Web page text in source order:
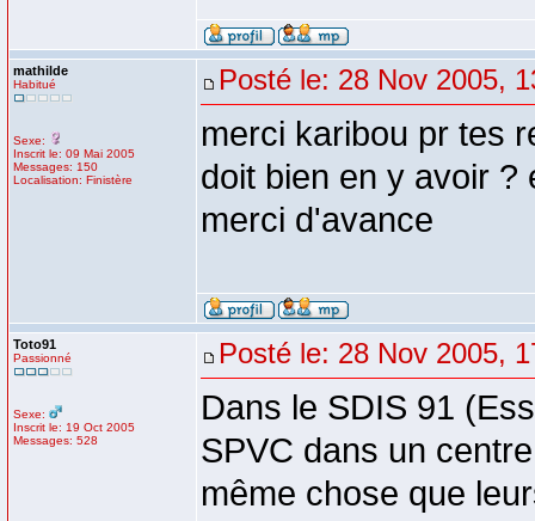
mathilde
Habitué
Sexe:
Inscrit le: 09 Mai 2005
Messages: 150
Localisation: Finistère
Posté le: 28 Nov 2005,
merci karibou pr tes
doit bien en y avoir ?
merci d'avance
Toto91
Passionné
Sexe:
Inscrit le: 19 Oct 2005
Messages: 528
Posté le: 28 Nov 2005,
Dans le SDIS 91
SPVC dans un
même chose que